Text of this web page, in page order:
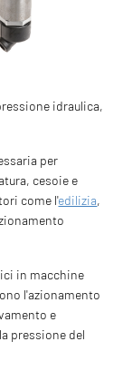
idraulica,
per
cesoie e
come l'edilizia,
in macchine
l'azionamento
e
pressione del